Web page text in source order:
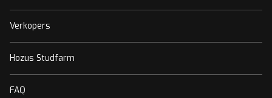
Verkopers
Hozus Studfarm
FAQ